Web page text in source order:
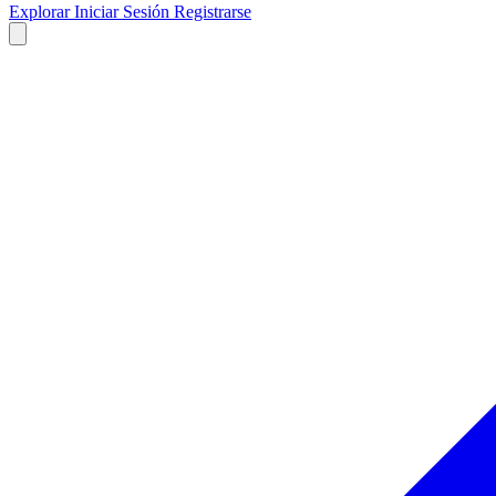
ExplorarIniciar Sesión Registrarse